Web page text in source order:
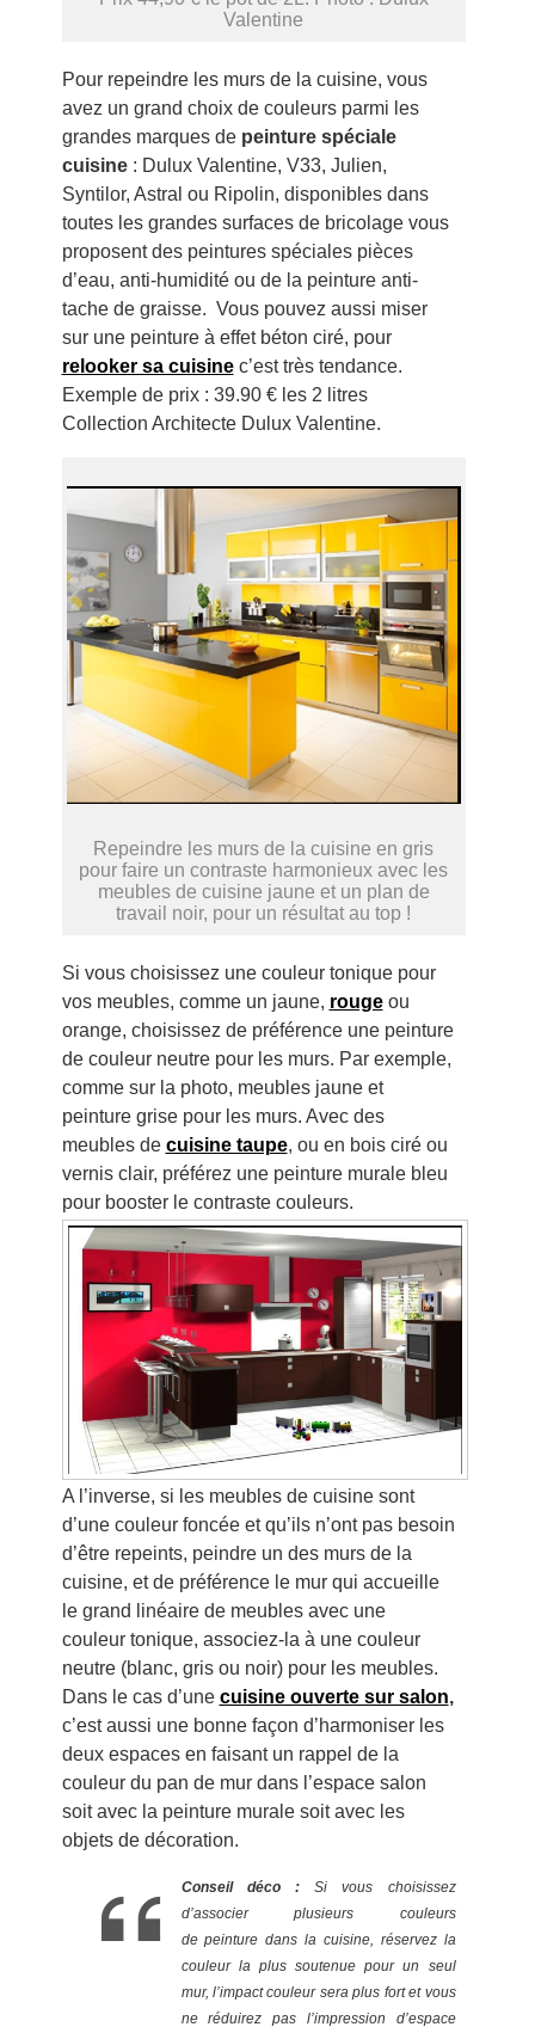
Valentine
Pour repeindre les murs de la cuisine, vous
avez un grand choix de couleurs parmi les
grandes marques de peinture spéciale
cuisine: Dulux Valentine, V33, Julien,
Syntilor, Astral ou Ripolin, disponibles dans
toutes les grandes surfaces de bricolage vous
proposent des peintures spéciales pièces
d’eau, anti-humidité ou de la peinture anti-
tache de graisse. Vous pouvez aussi miser
sur une peinture à effet béton ciré, pour
relooker sa cuisine c’est très tendance.
Exemple de prix : 39.90 € les 2 litres
Collection Architecte Dulux Valentine.
Repeindre les murs de la cuisine en gris
pour faire un contraste harmonieux avec les
meubles de cuisine jaune et un plan de
travail noir, pour un résultat au top !
Si vous choisissez une couleur tonique pour
vos meubles, comme un jaune, rouge ou
orange, choisissez de préférence une peinture
de couleur neutre pour les murs. Par exemple,
comme sur la photo, meubles jaune et
peinture grise pour les murs. Avec des
meubles de cuisine taupe, ou en bois ciré ou
vernis clair, préférez une peinture murale bleu
pour booster le contraste couleurs.
A l’inverse, si les meubles de cuisine sont
d’une couleur foncée et qu’ils n’ont pas besoin
d’être repeints, peindre un des murs de la
cuisine, et de préférence le mur qui accueille
le grand linéaire de meubles avec une
couleur tonique, associez-la à une couleur
neutre (blanc, gris ou noir) pour les meubles.
Dans le cas d’une cuisine ouverte sur salon,
c’est aussi une bonne façon d’harmoniser les
deux espaces en faisant un rappel de la
couleur du pan de mur dans l’espace salon
soit avec la peinture murale soit avec les
objets de décoration.
Conseil déco :Si vous choisissez
d’associer plusieurs couleurs
de peinture dans la cuisine, réservez la
couleur la plus soutenue pour un seul
mur, l’impact couleur sera plus fort et vous
ne réduirez pas l’impression d’espace